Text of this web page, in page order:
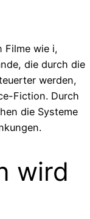
wie i,
die durch die
werden,
Fiction. Durch
die Systeme
wird